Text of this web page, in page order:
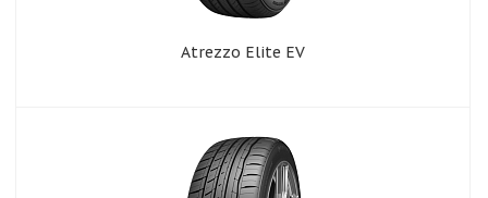
Atrezzo Elite EV